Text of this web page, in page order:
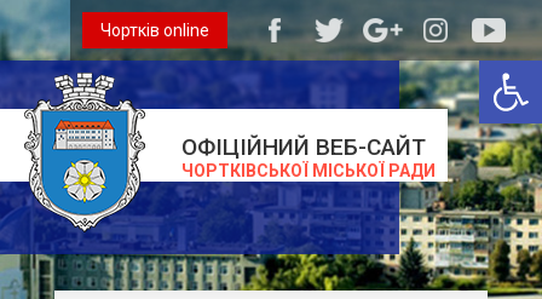
ОФІЦІЙНИЙ ВЕБ-САЙТ
ЧОРТКІВСЬКОЇ МІСЬКОЇ РАДИ
Чортків online